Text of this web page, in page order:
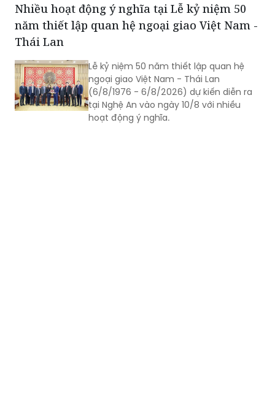
Nhiều hoạt động ý nghĩa tại Lễ kỷ niệm 50
năm thiết lập quan hệ ngoại giao Việt Nam -
Thái Lan
Lễ kỷ niệm 50 năm thiết lập quan hệ
ngoại giao Việt Nam - Thái Lan
(6/8/1976 - 6/8/2026) dự kiến diễn ra
tại Nghệ An vào ngày 10/8 với nhiều
hoạt động ý nghĩa.